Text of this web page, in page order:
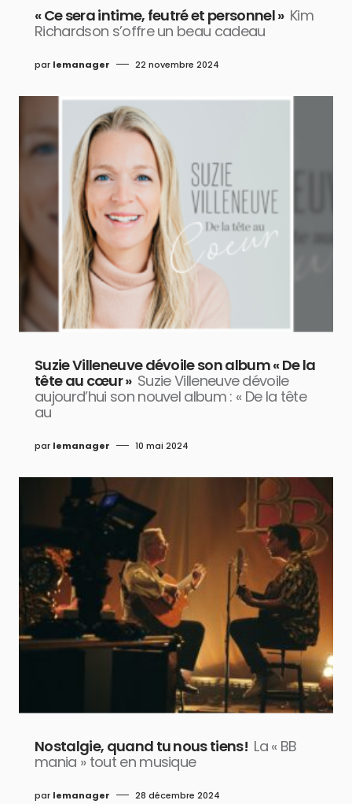
« Ce sera intime, feutré et personnel » Kim
Richardson s’offre un beau cadeau
par lemanager 22 novembre 2024
Suzie Villeneuve dévoile son album « De la
tête au cœur » Suzie Villeneuve dévoile
aujourd’hui son nouvel album : « De la tête
au
par lemanager 10 mai 2024
Nostalgie, quand tu nous tiens! La « BB
mania » tout en musique
par lemanager 28 décembre 2024